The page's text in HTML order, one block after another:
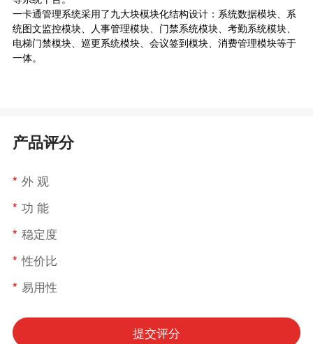
一卡通管理系统采用了九大块模块化结构设计：系统数据模块、系
统图文监控模块、人事管理模块、门禁系统模块、考勤系统模块、
电梯门禁模块、巡更系统模块、会议签到模块、消费管理模块等于
一体。
产品评分
* 外 观
* 功 能
* 稳定度
* 性价比
* 易用性
提交评分